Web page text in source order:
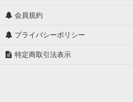
会員規約
プライバシーポリシー
特定商取引法表示